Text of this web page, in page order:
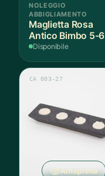
NOLEGGIO
ABBIGLIAMENTO
Maglietta Rosa
Antico Bimbo 5-6
Anni Cotone - 1
Disponibile
Anteprima
CA 003-27